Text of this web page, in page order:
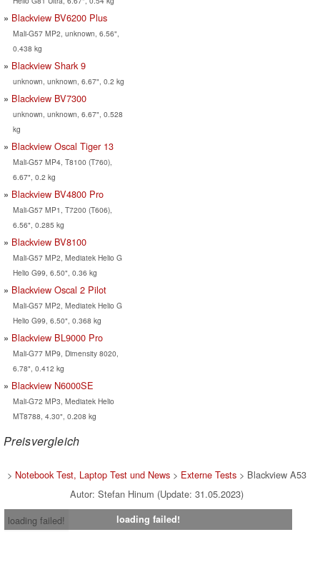
Blackview BV6200 Plus
Mali-G57 MP2, unknown, 6.56",
0.438 kg
Blackview Shark 9
unknown, unknown, 6.67", 0.2 kg
Blackview BV7300
unknown, unknown, 6.67", 0.528
kg
Blackview Oscal Tiger 13
Mali-G57 MP4, T8100 (T760),
6.67", 0.2 kg
Blackview BV4800 Pro
Mali-G57 MP1, T7200 (T606),
6.56", 0.285 kg
Blackview BV8100
Mali-G57 MP2, Mediatek Helio G
Helio G99, 6.50", 0.36 kg
Blackview Oscal 2 Pilot
Mali-G57 MP2, Mediatek Helio G
Helio G99, 6.50", 0.368 kg
Blackview BL9000 Pro
Mali-G77 MP9, Dimensity 8020,
6.78", 0.412 kg
Blackview N6000SE
Mali-G72 MP3, Mediatek Helio
MT8788, 4.30", 0.208 kg
Preisvergleich
> Notebook Test, Laptop Test und News> Externe Tests> Blackview A53
Autor: Stefan Hinum (Update: 31.05.2023)
loading failed!
loading failed!